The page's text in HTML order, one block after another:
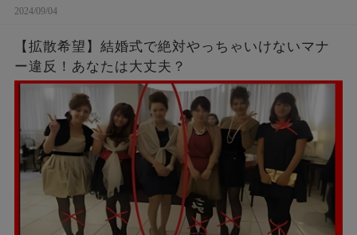
2024/09/04
【拡散希望】結婚式で絶対やっちゃいけないマナ
ー違反！あなたは大丈夫？